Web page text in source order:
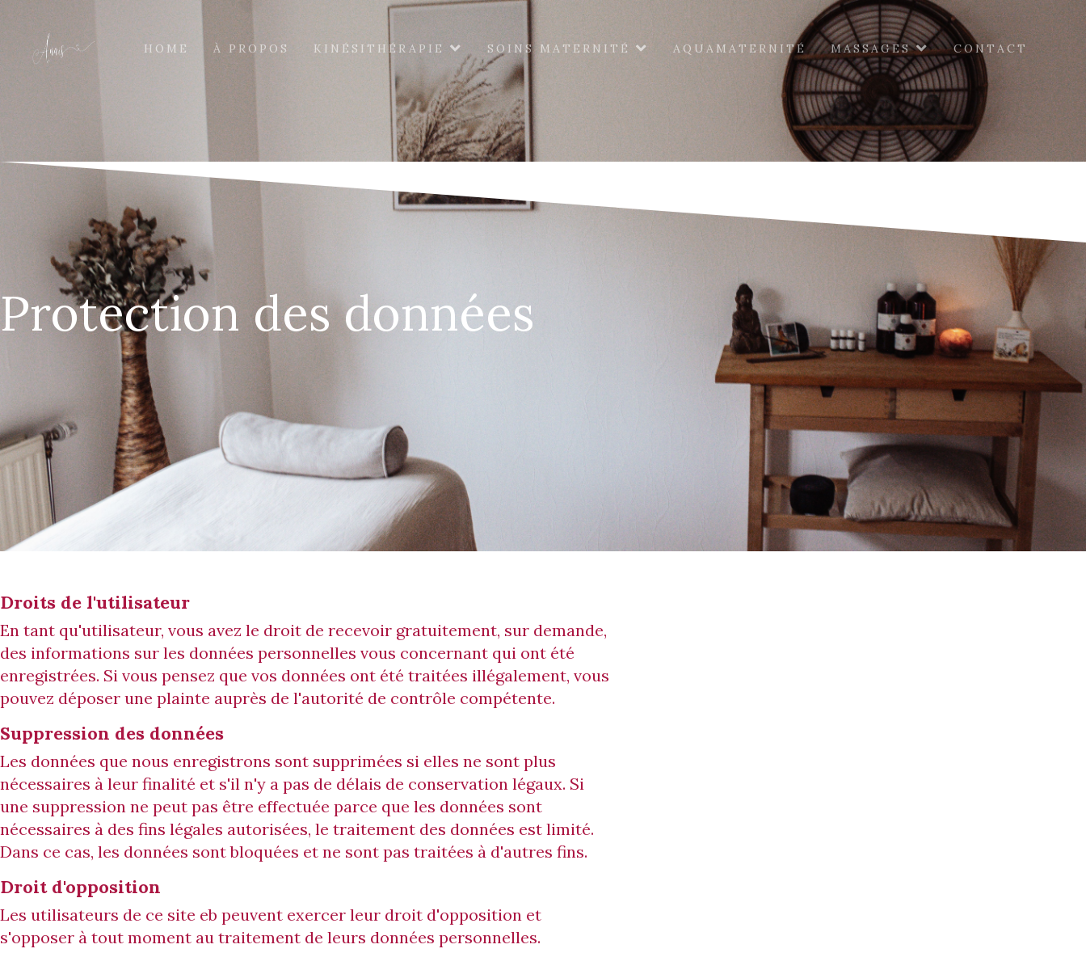
HOME À PROPOS KINÉSITHÉRAPIE SOINS MATERNITÉ AQUAMATERNITÉ MASSAGES CONTACT
Protection des données
Droits de l'utilisateur
En tant qu'utilisateur, vous avez le droit de recevoir gratuitement, sur demande,
des informations sur les données personnelles vous concernant qui ont été
enregistrées. Si vous pensez que vos données ont été traitées illégalement, vous
pouvez déposer une plainte auprès de l'autorité de contrôle compétente.
Suppression des données
Les données que nous enregistrons sont supprimées si elles ne sont plus
nécessaires à leur finalité et s'il n'y a pas de délais de conservation légaux. Si
une suppression ne peut pas être effectuée parce que les données sont
nécessaires à des fins légales autorisées, le traitement des données est limité.
Dans ce cas, les données sont bloquées et ne sont pas traitées à d'autres fins.
Droit d'opposition
Les utilisateurs de ce site eb peuvent exercer leur droit d'opposition et
s'opposer à tout moment au traitement de leurs données personnelles.